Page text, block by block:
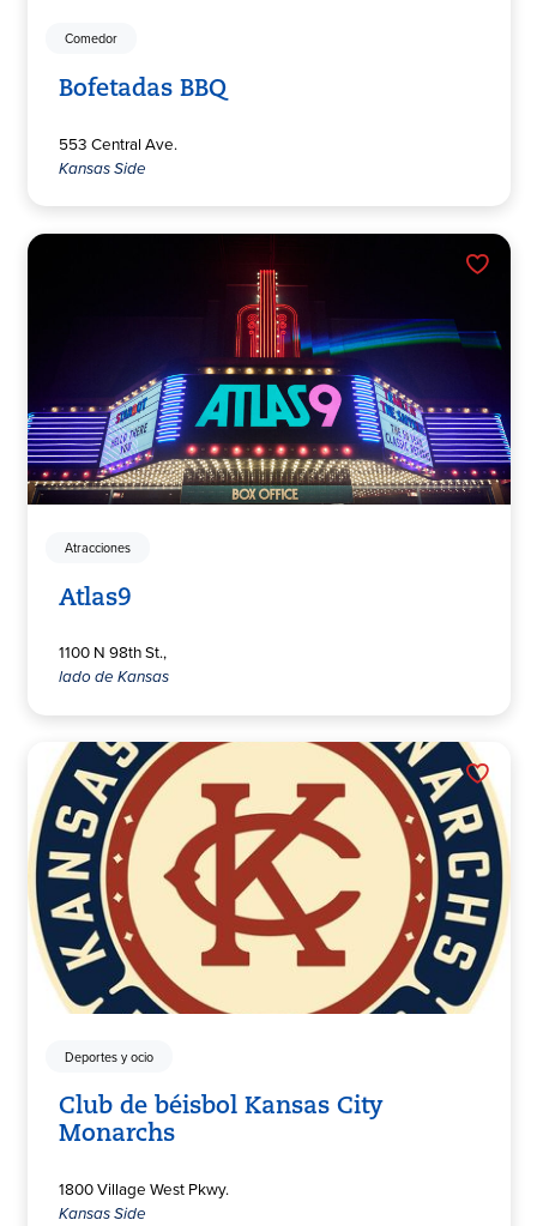
Comedor
Bofetadas BBQ
553 Central Ave.
Kansas Side
Atracciones
Atlas9
1100 N 98th St.,
lado de Kansas
Deportes y ocio
Club de béisbol Kansas City
Monarchs
1800 Village West Pkwy.
Kansas Side